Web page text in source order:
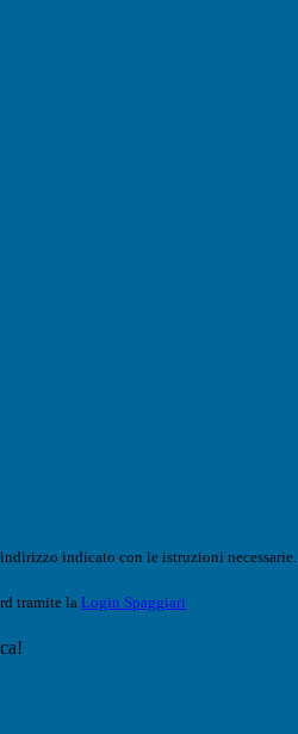
indicato con le istruzioni necessarie.
tramite la Login Spaggiari